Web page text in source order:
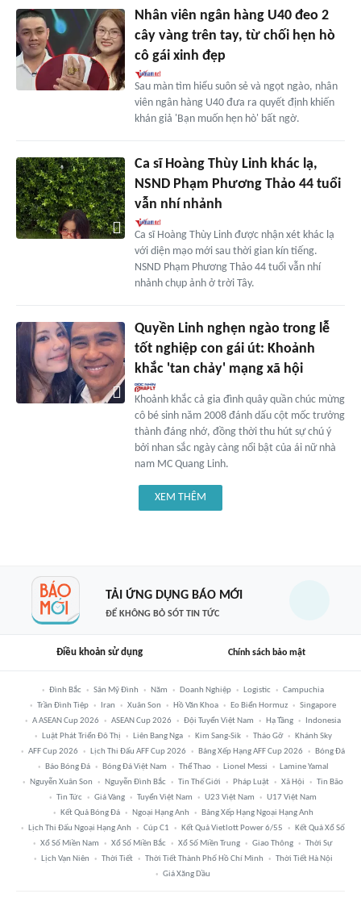
Nhân viên ngân hàng U40 đeo 2
cây vàng trên tay, từ chối hẹn hò
cô gái xinh đẹp
Sau màn tìm hiểu suôn sẻ và ngọt ngào, nhân
viên ngân hàng U40 đưa ra quyết định khiến
khán giả 'Bạn muốn hẹn hò' bất ngờ.
Ca sĩ Hoàng Thùy Linh khác lạ,
NSND Phạm Phương Thảo 44 tuổi
vẫn nhí nhảnh
Ca sĩ Hoàng Thùy Linh được nhận xét khác lạ
với diện mạo mới sau thời gian kín tiếng.
NSND Phạm Phương Thảo 44 tuổi vẫn nhí
nhảnh chụp ảnh ở trời Tây.
Quyền Linh nghẹn ngào trong lễ
tốt nghiệp con gái út: Khoảnh
khắc 'tan chảy' mạng xã hội
Khoảnh khắc cả gia đình quây quần chúc mừng
cô bé sinh năm 2008 đánh dấu cột mốc trưởng
thành đáng nhớ, đồng thời thu hút sự chú ý
bởi nhan sắc ngày càng nổi bật của ái nữ nhà
nam MC Quang Linh.
XEM THÊM
TẢI ỨNG DỤNG BÁO MỚI
ĐỂ KHÔNG BỎ SÓT TIN TỨC
Điều khoản sử dụng Chính sách bảo mật
Đình Bắc Sân Mỹ Đình Năm Doanh Nghiệp Logistic
Campuchia
Trần Đình Tiệp
Iran Xuân Son Hồ Văn Khoa Eo Biển Hormuz
Singapore
A ASEAN Cup 2026
ASEAN Cup 2026 Đội Tuyển Việt Nam Hạ Tầng
Indonesia
Luật Phát Triển Đô Thị
Liên Bang Nga Kim Sang-Sik Tháo Gỡ
Khánh Sky
AFF Cup 2026
Lịch Thi Đấu AFF Cup 2026 Bảng Xếp Hạng AFF Cup 2026
Bóng Đá
Báo Bóng Đá
Bóng Đá Việt Nam Thể Thao Lionel Messi
Lamine Yamal
Nguyễn Xuân Son
Nguyễn Đình Bắc Tin Thế Giới Pháp Luật Xã Hội
Tin Bão
Tin Tức
Giá Vàng Tuyển Việt Nam U23 Việt Nam
U17 Việt Nam
Kết Quả Bóng Đá
Ngoại Hạng Anh
Bảng Xếp Hạng Ngoại Hạng Anh
Lịch Thi Đấu Ngoại Hạng Anh
Cúp C1 Kết Quả Vietlott Power 6/55
Kết Quả Xổ Số
Xổ Số Miền Nam
Xổ Số Miền Bắc Xổ Số Miền Trung Giao Thông
Thời Sự
Lịch Vạn Niên
Thời Tiết Thời Tiết Thành Phố Hồ Chí Minh
Thời Tiết Hà Nội
Giá Xăng Dầu